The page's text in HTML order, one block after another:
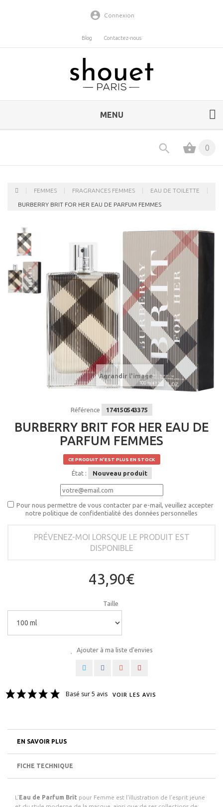
Connexion
Blog Contactez-nous
MENU
0
FEMMES FRAGRANCES FEMMES EAU DE TOILETTE
BURBERRY BRIT FOR HER EAU DE PARFUM FEMMES
Agrandir l'image
Référence 174150543375
BURBERRY BRIT FOR HER EAU DE
PARFUM FEMMES
CE PRODUIT N'EST PLUS EN STOCK
État : Nouveau produit
Pour nous permettre de vous contacter par e-mail, veuillez accepter
notre politique de confidentialité des données personnelles
PRÉVENEZ-MOI LORSQUE LE PRODUIT EST
DISPONIBLE
43,90€
Taille
Ajouter à ma liste d'envies
Basé sur 5 avis VOIR LES AVIS
EN SAVOIR PLUS
FICHE TECHNIQUE
L’Eau de Parfum Brit pour Femme est l’illustration de l’esprit jeune